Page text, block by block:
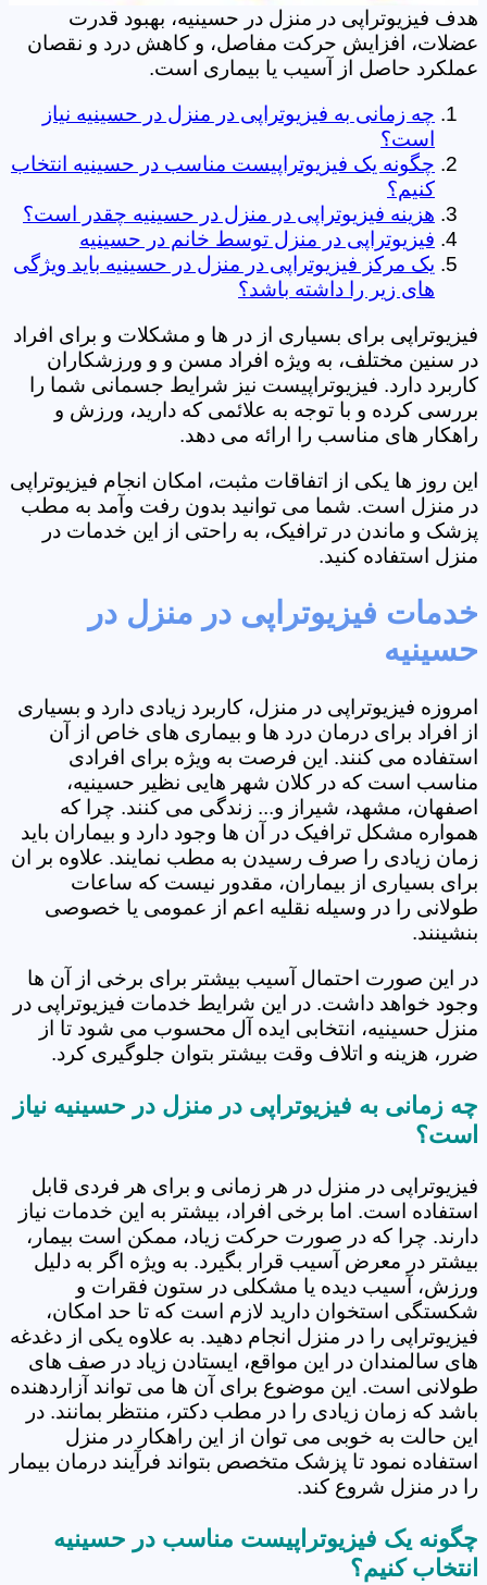
هدف فیزیوتراپی در منزل در حسینیه، بهبود قدرت
عضلات، افزایش حرکت مفاصل، و کاهش درد و نقصان
عملکرد حاصل از آسیب یا بیماری است.
چه زمانی به فیزیوتراپی در منزل در حسینیه نیاز
است؟
چگونه یک فیزیوتراپیست مناسب در حسینیه انتخاب
کنیم؟
هزینه فیزیوتراپی در منزل در حسینیه چقدر است؟
فیزیوتراپی در منزل توسط خانم در حسینیه
یک مرکز فیزیوتراپی در منزل در حسینیه باید ویژگی
های زیر را داشته باشد؟
فیزیوتراپی برای بسیاری از در ها و مشکلات و برای افراد
در سنین مختلف، به ویژه افراد مسن و و ورزشکاران
کاربرد دارد. فیزیوتراپیست نیز شرایط جسمانی شما را
بررسی کرده و با توجه به علائمی که دارید، ورزش و
راهکار های مناسب را ارائه می دهد.
این روز ها یکی از اتفاقات مثبت، امکان انجام فیزیوتراپی
در منزل است. شما می توانید بدون رفت وآمد به مطب
پزشک و ماندن در ترافیک، به راحتی از این خدمات در
منزل استفاده کنید.
خدمات فیزیوتراپی در منزل در
حسینیه
امروزه فیزیوتراپی در منزل، کاربرد زیادی دارد و بسیاری
از افراد برای درمان درد ها و بیماری های خاص از آن
استفاده می کنند. این فرصت به ویژه برای افرادی
مناسب است که در کلان شهر هایی نظیر حسینیه،
اصفهان، مشهد، شیراز و... زندگی می کنند. چرا که
همواره مشکل ترافیک در آن ها وجود دارد و بیماران باید
زمان زیادی را صرف رسیدن به مطب نمایند. علاوه بر ان
برای بسیاری از بیماران، مقدور نیست که ساعات
طولانی را در وسیله نقلیه اعم از عمومی یا خصوصی
بنشینند.
در این صورت احتمال آسیب بیشتر برای برخی از آن ها
وجود خواهد داشت. در این شرایط خدمات فیزیوتراپی در
منزل حسینیه، انتخابی ایده آل محسوب می شود تا از
ضرر، هزینه و اتلاف وقت بیشتر بتوان جلوگیری کرد.
چه زمانی به فیزیوتراپی در منزل در حسینیه نیاز
است؟
فیزیوتراپی در منزل در هر زمانی و برای هر فردی قابل
استفاده است. اما برخی افراد، بیشتر به این خدمات نیاز
دارند. چرا که در صورت حرکت زیاد، ممکن است بیمار،
بیشتر در معرض آسیب قرار بگیرد. به ویژه اگر به دلیل
ورزش، آسیب دیده یا مشکلی در ستون فقرات و
شکستگی استخوان دارید لازم است که تا حد امکان،
فیزیوتراپی را در منزل انجام دهید. به علاوه یکی از دغدغه
های سالمندان در این مواقع، ایستادن زیاد در صف های
طولانی است. این موضوع برای آن ها می تواند آزاردهنده
باشد که زمان زیادی را در مطب دکتر، منتظر بمانند. در
این حالت به خوبی می توان از این راهکار در منزل
استفاده نمود تا پزشک متخصص بتواند فرآیند درمان بیمار
را در منزل شروع کند.
چگونه یک فیزیوتراپیست مناسب در حسینیه
انتخاب کنیم؟